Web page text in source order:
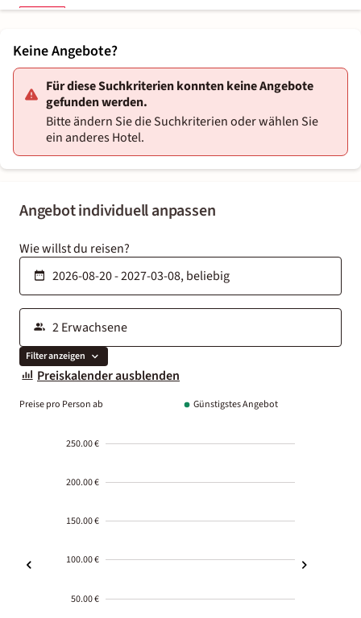
Angebot individuell anpassen
Wie willst du reisen?
Filter anzeigen
Preiskalender ausblenden
Preise pro Person ab Günstigstes Angebot
250.00 €
200.00 €
150.00 €
100.00 €
50.00 €
Keine Angebote?
Für diese Suchkriterien konnten keine Angebote
gefunden werden.
Bitte ändern Sie die Suchkriterien oder wählen Sie
ein anderes Hotel.